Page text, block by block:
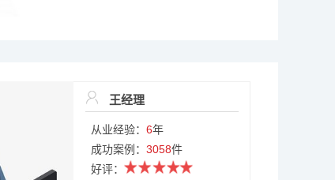
王经理
从业经验： 6年
成功案例： 3058件
好评：